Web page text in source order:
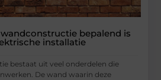
bepalend is
installatie
bestaat uit veel onderdelen die
De wand waarin deze